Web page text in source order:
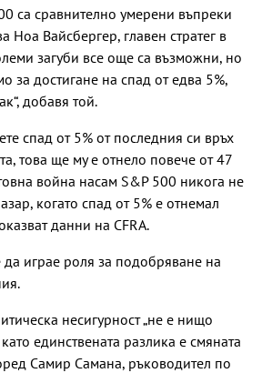
са сравнително умерени въпреки
Ноа Вайсбергер, главен стратег в
загуби все още са възможни, но
за достигане на спад от едва 5%,
добавя той.
спад от 5% от последния си връх
това ще му е отнело повече от 47
война насам S&P 500 никога не
когато спад от 5% е отнемал
данни на CFRA.
играе роля за подобряване на
несигурност „не е нищо
единствената разлика е смяната
Самир Самана, ръководител по